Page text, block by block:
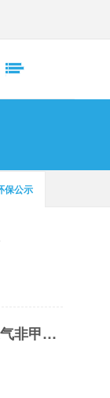
保公示
2026年6月厂内无组织废气非甲烷总烃的检测报告（任意一点浓度值）